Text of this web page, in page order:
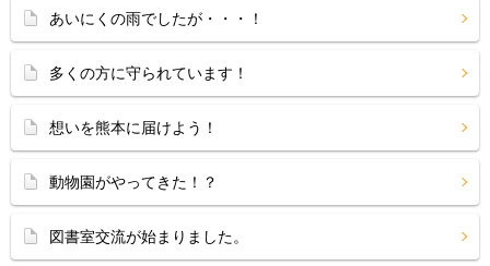
あいにくの雨でしたが・・・！
多くの方に守られています！
想いを熊本に届けよう！
動物園がやってきた！？
図書室交流が始まりました。